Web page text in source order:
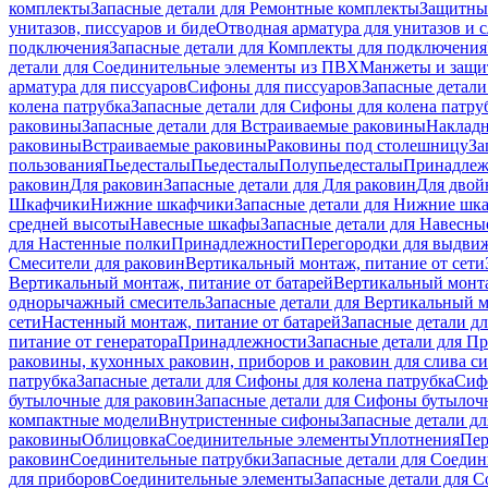
комплектыЗапасные детали для Ремонтные комплекты
унитазов, писсуаров и бидеОтводная арматура для унитазов и
подключенияЗапасные детали для Комплекты для подключения
детали для Соединительные элементы из ПВХМанжеты и
арматура для писсуаровCифоны для писсуаровЗапасные
колена патрубкаЗапасные детали для Сифоны для колена
раковиныЗапасные детали для Встраиваемые раковины
раковиныВстраиваемые раковиныРаковины под столешницу
пользованияПьедесталыПьедесталыПолупьедесталы
раковинДля раковинЗапасные детали для Для раковинДля
ШкафчикиНижние шкафчикиЗапасные детали для Нижние
средней высотыНавесные шкафыЗапасные детали для
для Настенные полкиПринадлежностиПерегородки для
Смесители для раковинВертикальный монтаж, питание от сети
Вертикальный монтаж, питание от батарейВертикальный
однорычажный смесительЗапасные детали для
сетиНастенный монтаж, питание от батарейЗапасные детали
питание от генератораПринадлежностиЗапасные детали для
раковины, кухонных раковин, приборов и раковин для слива
патрубкаЗапасные детали для Сифоны для колена патрубка
бутылочные для раковинЗапасные детали для Сифоны
компактные моделиВнутристенные сифоныЗапасные детали
раковиныОблицовкаСоединительные элементыУплотнения
раковинСоединительные патрубкиЗапасные детали для
для приборовСоединительные элементыЗапасные детали для